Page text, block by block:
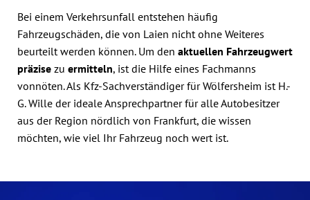
Bei einem Verkehrsunfall entstehen häufig
Fahrzeugschäden, die von Laien nicht ohne Weiteres
beurteilt werden können. Um den aktuellen Fahrzeugwert
präzise zu ermitteln, ist die Hilfe eines Fachmanns
vonnöten. Als Kfz-Sachverständiger für Wölfersheim ist H.-
G. Wille der ideale Ansprechpartner für alle Autobesitzer
aus der Region nördlich von Frankfurt, die wissen
möchten, wie viel Ihr Fahrzeug noch wert ist.